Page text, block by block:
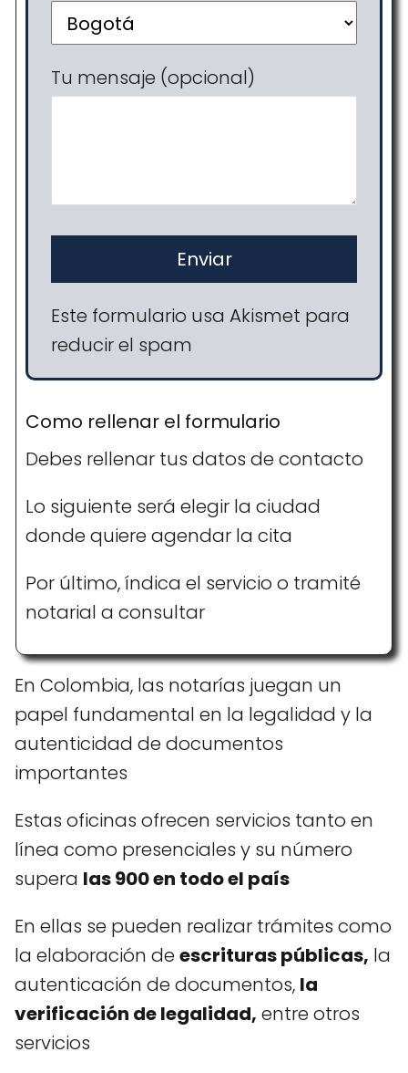
Tu mensaje (opcional)
Este formulario usa Akismet para
reducir el spam
Como rellenar el formulario
Debes rellenar tus datos de contacto
Lo siguiente será elegir la ciudad
donde quiere agendar la cita
Por último, índica el servicio o tramité
notarial a consultar
En Colombia, las notarías juegan un
papel fundamental en la legalidad y la
autenticidad de documentos
importantes
Estas oficinas ofrecen servicios tanto en
línea como presenciales y su número
supera las 900 en todo el país
En ellas se pueden realizar trámites como
la elaboración de escrituras públicas, la
autenticación de documentos, la
verificación de legalidad, entre otros
servicios